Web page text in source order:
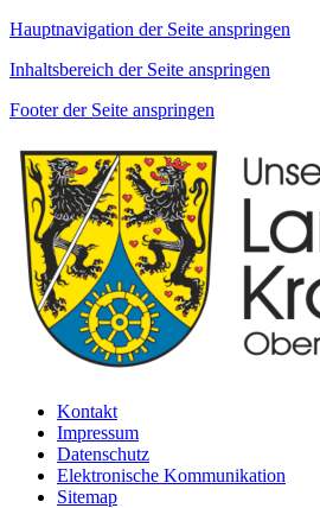
Hauptnavigation der Seite anspringen
Inhaltsbereich der Seite anspringen
Footer der Seite anspringen
Kontakt
Impressum
Datenschutz
Elektronische Kommunikation
Sitemap